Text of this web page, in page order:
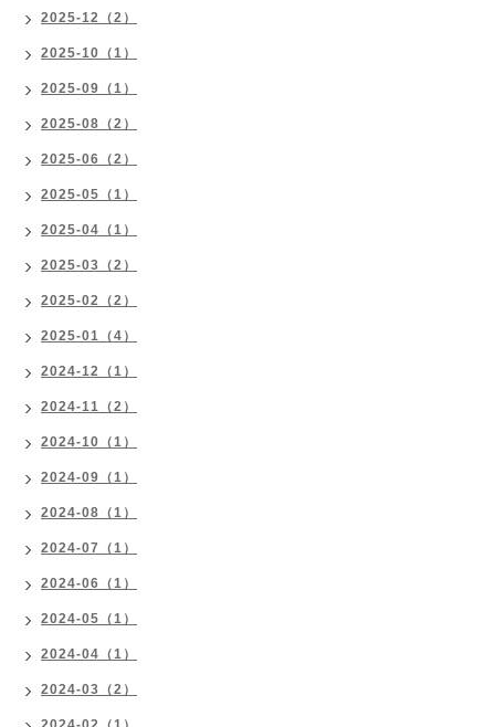
2025-12（2）
2025-10（1）
2025-09（1）
2025-08（2）
2025-06（2）
2025-05（1）
2025-04（1）
2025-03（2）
2025-02（2）
2025-01（4）
2024-12（1）
2024-11（2）
2024-10（1）
2024-09（1）
2024-08（1）
2024-07（1）
2024-06（1）
2024-05（1）
2024-04（1）
2024-03（2）